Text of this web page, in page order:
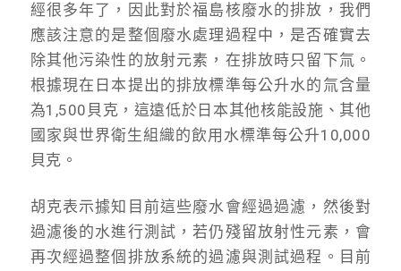
經很多年了，因此對於福島核廢水的排放，我們
應該注意的是整個廢水處理過程中，是否確實去
除其他污染性的放射元素，在排放時只留下氚。
根據現在日本提出的排放標準每公升水的氚含量
為1,500貝克，這遠低於日本其他核能設施、其他
國家與世界衛生組織的飲用水標準每公升10,000
貝克。
胡克表示據知目前這些廢水會經過過濾，然後對
過濾後的水進行測試，若仍殘留放射性元素，會
再次經過整個排放系統的過濾與測試過程。目前